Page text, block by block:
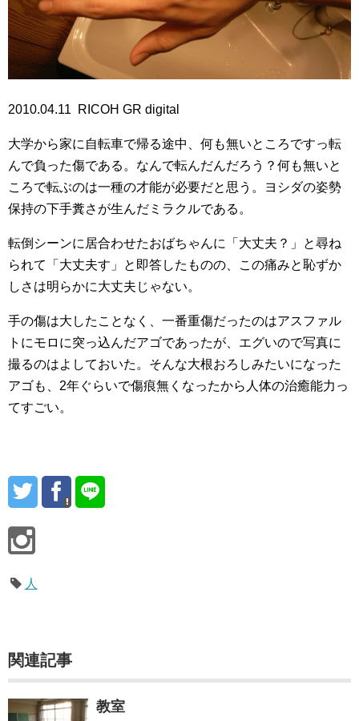
2010.04.11 RICOH GR digital
大学から家に自転車で帰る途中、何も無いところですっ転
んで負った傷である。なんで転んだんだろう？何も無いと
ころで転ぶのは一種の才能が必要だと思う。ヨシダの姿勢
保持の下手糞さが生んだミラクルである。
転倒シーンに居合わせたおばちゃんに「大丈夫？」と尋ね
られて「大丈夫す」と即答したものの、この痛みと恥ずか
しさは明らかに大丈夫じゃない。
手の傷は大したことなく、一番重傷だったのはアスファル
トにモロに突っ込んだアゴであったが、エグいので写真に
撮るのはよしておいた。そんな大根おろしみたいになった
アゴも、2年ぐらいで傷痕無くなったから人体の治癒能力っ
てすごい。
人
関連記事
教室